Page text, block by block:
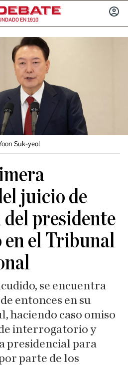
EN 1910
Suk-yeol
juicio de
presidente
en el Tribunal
se encuentra
entonces en su
haciendo caso omiso
interrogatorio y
presidencial para
parte de los